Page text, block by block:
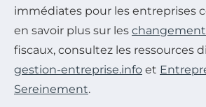
immédiates pour les entreprises
en savoir plus sur les
fiscaux, consultez les ressources
gestion-entreprise.info et
Sereinement.